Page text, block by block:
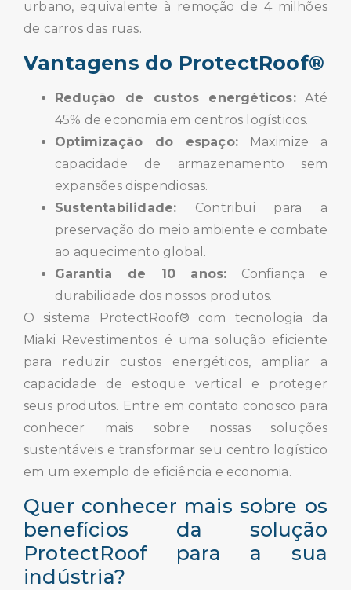
urbano, equivalente à remoção de 4 milhões
de carros das ruas.
Vantagens do ProtectRoof®
Redução de custos energéticos:Até
45% de economia em centros logísticos.
Optimização do espaço: Maximize a
capacidade de armazenamento sem
expansões dispendiosas.
Sustentabilidade: Contribui para a
preservação do meio ambiente e combate
ao aquecimento global.
Garantia de 10 anos: Confiança e
durabilidade dos nossos produtos.
O sistema ProtectRoof® com tecnologia da
Miaki Revestimentos é uma solução eficiente
para reduzir custos energéticos, ampliar a
capacidade de estoque vertical e proteger
seus produtos. Entre em contato conosco para
conhecer mais sobre nossas soluções
sustentáveis e transformar seu centro logístico
em um exemplo de eficiência e economia.
Quer conhecer mais sobre os
benefícios da solução
ProtectRoof para a sua
indústria?